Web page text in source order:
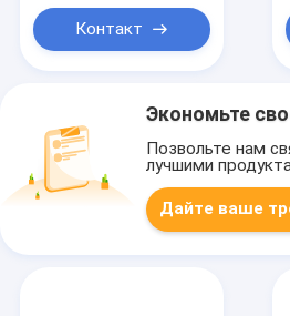
Контакт
Экономьте
Позвольте нам
лучшими
Дайте ваше